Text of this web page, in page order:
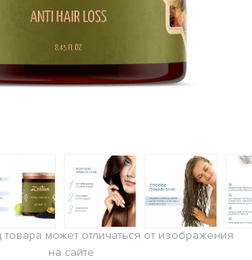
товара может отличаться от изображения
на сайте